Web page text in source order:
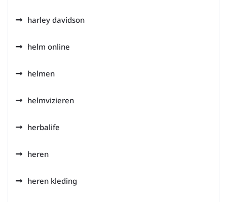
harley davidson
helm online
helmen
helmvizieren
herbalife
heren
heren kleding